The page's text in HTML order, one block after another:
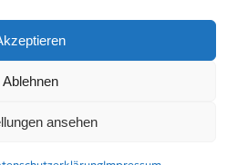
Ablehnen
ansehen
Powered by